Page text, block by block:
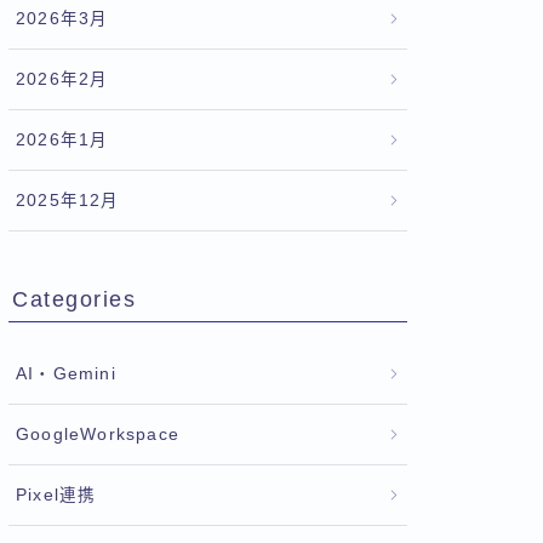
2026年3月
2026年2月
2026年1月
2025年12月
Categories
AI・Gemini
GoogleWorkspace
Pixel連携